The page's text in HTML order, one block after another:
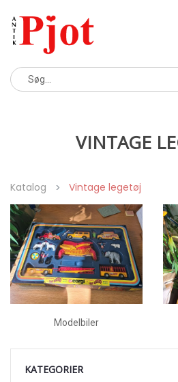
VINTAGE
Katalog Vintage legetøj
Modelbiler
KATEGORIER